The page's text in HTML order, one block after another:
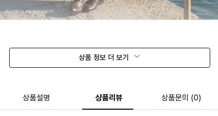
상품 정보 더 보기
상품설명 상품리뷰 상품문의 (0)